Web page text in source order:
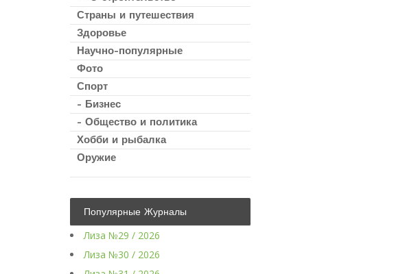
Страны и путешествия
Здоровье
Научно-популярные
Фото
Спорт
- Бизнес
- Общество и политика
Хобби и рыбалка
Оружие
Популярные Журналы
Лиза №29 / 2026
Лиза №30 / 2026